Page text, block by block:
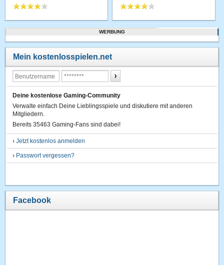
WERBUNG
Mein kostenlosspielen.net
Deine kostenlose Gaming-Community
Verwalte einfach Deine Lieblingsspiele und diskutiere mit anderen
Mitgliedern.
Bereits 35463 Gaming-Fans sind dabei!
›Jetzt kostenlos anmelden
› Passwort vergessen?
Facebook